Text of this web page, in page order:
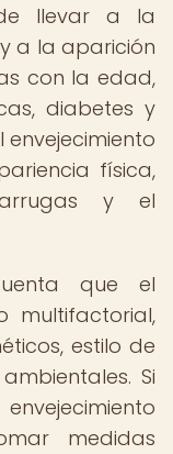
llevar a la
a la aparición
con la edad,
diabetes y
física,
y el
que el
multifactorial,
estilo de
Si
medidas